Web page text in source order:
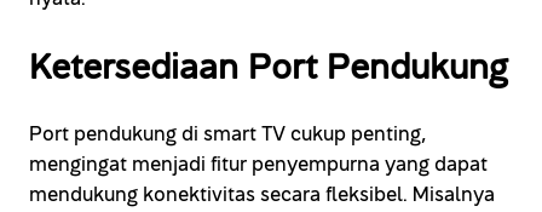
Ketersediaan Port Pendukung
Port pendukung di smart TV cukup penting,
mengingat menjadi fitur penyempurna yang dapat
mendukung konektivitas secara fleksibel. Misalnya